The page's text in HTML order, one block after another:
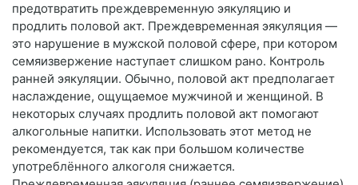
предотвратить преждевременную эякуляцию и
продлить половой акт. Преждевременная эякуляция —
это нарушение в мужской половой сфере, при котором
семяизвержение наступает слишком рано. Контроль
ранней эякуляции. Обычно, половой акт предполагает
наслаждение, ощущаемое мужчиной и женщиной. В
некоторых случаях продлить половой акт помогают
алкогольные напитки. Использовать этот метод не
рекомендуется, так как при большом количестве
употреблённого алкоголя снижается.